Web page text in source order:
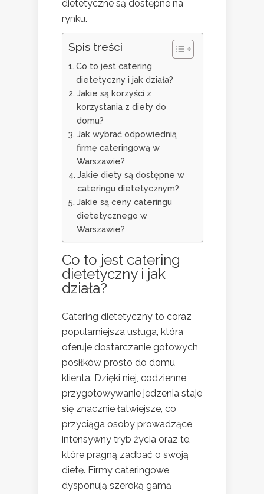
dietetyczne są dostępne na
rynku.
Spis treści
Co to jest catering
dietetyczny i jak działa?
Jakie są korzyści z
korzystania z diety do
domu?
Jak wybrać odpowiednią
firmę cateringową w
Warszawie?
Jakie diety są dostępne w
cateringu dietetycznym?
Jakie są ceny cateringu
dietetycznego w
Warszawie?
Co to jest catering
dietetyczny i jak
działa?
Catering dietetyczny to coraz
popularniejsza usługa, która
oferuje dostarczanie gotowych
posiłków prosto do domu
klienta. Dzięki niej, codzienne
przygotowywanie jedzenia staje
się znacznie łatwiejsze, co
przyciąga osoby prowadzące
intensywny tryb życia oraz te,
które pragną zadbać o swoją
dietę. Firmy cateringowe
dysponują szeroką gamą